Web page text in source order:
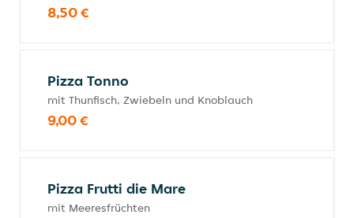
8,50 €
Pizza Tonno
mit Thunfisch, Zwiebeln und Knoblauch
9,00 €
Pizza Frutti die Mare
mit Meeresfrüchten